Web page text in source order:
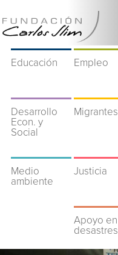
Educación Empleo
Desarrollo
Econ. y
Social
Migrantes
Medio
ambiente
Justicia
Apoyo en
desastres